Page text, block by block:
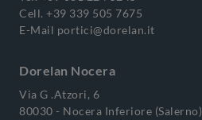
Cell. +39 339 505 7675
E-Mail portici@dorelan.it
Dorelan Nocera
Via G .Atzori, 6
80030 - Nocera Inferiore (Salerno)